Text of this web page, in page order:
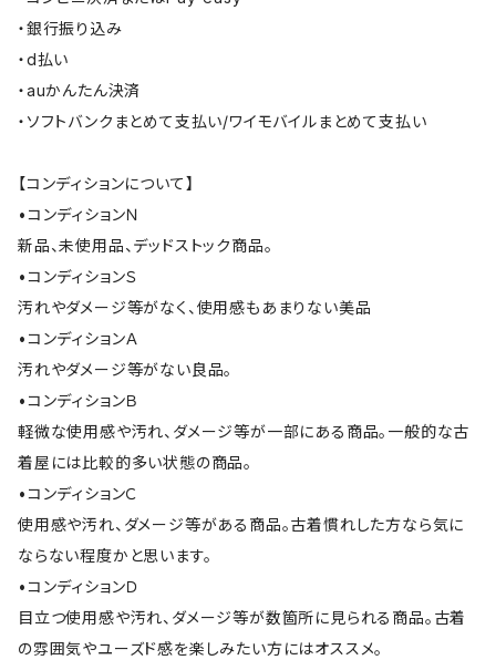
・銀行振り込み
・d払い
・auかんたん決済
・ソフトバンクまとめて支払い/ワイモバイルまとめて支払い
【コンディションについて】
•コンディションＮ
新品、未使用品、デッドストック商品。
•コンディションＳ
汚れやダメージ等がなく、使用感もあまりない美品
•コンディションＡ
汚れやダメージ等がない良品。
•コンディションＢ
軽微な使用感や汚れ、ダメージ等が一部にある商品。一般的な古
着屋には比較的多い状態の商品。
•コンディションＣ
使用感や汚れ、ダメージ等がある商品。古着慣れした方なら気に
ならない程度かと思います。
•コンディションＤ
目立つ使用感や汚れ、ダメージ等が数箇所に見られる商品。古着
の雰囲気やユーズド感を楽しみたい方にはオススメ。